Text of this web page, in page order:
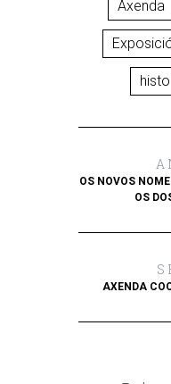
Axenda
OS NOVOS
OS
AXENDA